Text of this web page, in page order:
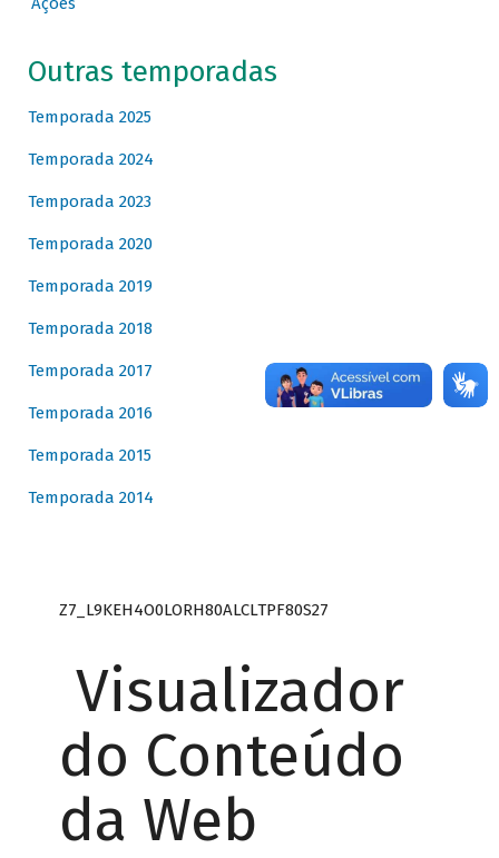
Outras temporadas
Temporada 2025
Temporada 2024
Temporada 2023
Temporada 2020
Temporada 2019
Temporada 2018
Temporada 2017
Temporada 2016
Temporada 2015
Temporada 2014
Z7_L9KEH4O0LORH80ALCLTPF80S27
Visualizador
do Conteúdo
da Web